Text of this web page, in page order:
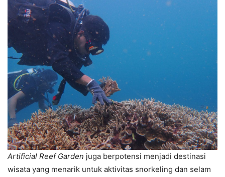
Artificial Reef Garden juga berpotensi menjadi destinasi
wisata yang menarik untuk aktivitas snorkeling dan selam